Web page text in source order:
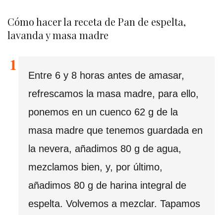
Cómo hacer la receta de Pan de espelta,
lavanda y masa madre
Entre 6 y 8 horas antes de amasar,
refrescamos la masa madre, para ello,
ponemos en un cuenco 62 g de la
masa madre que tenemos guardada en
la nevera, añadimos 80 g de agua,
mezclamos bien, y, por último,
añadimos 80 g de harina integral de
espelta. Volvemos a mezclar. Tapamos